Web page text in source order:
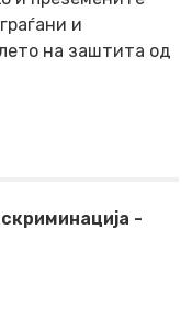
и
на заштита од
-